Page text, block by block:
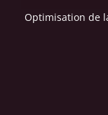
Optimisation de